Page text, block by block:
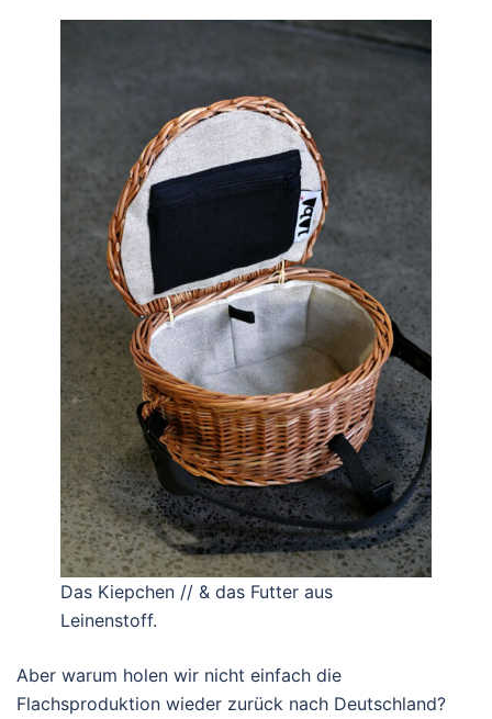
Das Kiepchen // & das Futter aus
Leinenstoff.
Aber warum holen wir nicht einfach die
Flachsproduktion wieder zurück nach Deutschland?